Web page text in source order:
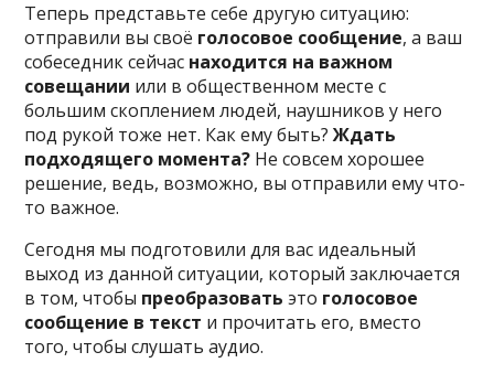
Теперь представьте себе другую ситуацию:
отправили вы своё голосовое сообщение, а ваш
собеседник сейчас находится на важном
совещании или в общественном месте с
большим скоплением людей, наушников у него
под рукой тоже нет. Как ему быть?Ждать
подходящего момента? Не совсем хорошее
решение, ведь, возможно, вы отправили ему что-
то важное.
Сегодня мы подготовили для вас идеальный
выход из данной ситуации, который заключается
в том, чтобы преобразовать это голосовое
сообщение в текст и прочитать его, вместо
того, чтобы слушать аудио.